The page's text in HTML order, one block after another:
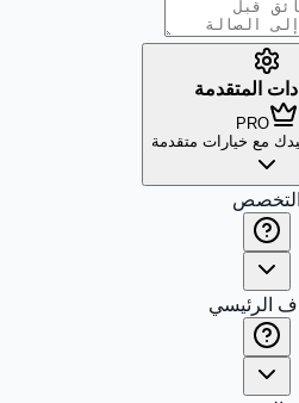
المتقدمة
PRO
مع خيارات متقدمة
التخصص
الرئيسي